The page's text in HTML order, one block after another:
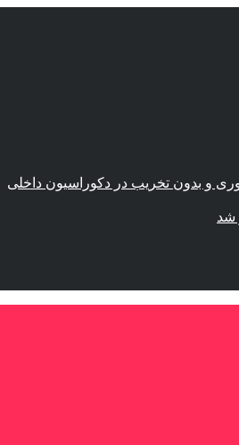
و بدون تخریب در دکوراسیون داخلی
شد